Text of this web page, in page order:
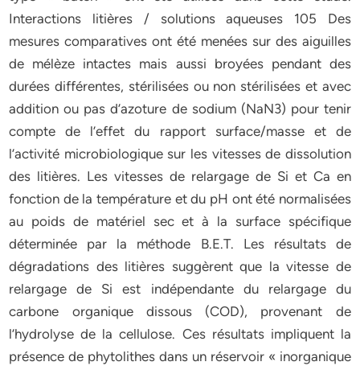
Interactions litières / solutions aqueuses 105 Des
mesures comparatives ont été menées sur des aiguilles
de mélèze intactes mais aussi broyées pendant des
durées différentes, stérilisées ou non stérilisées et avec
addition ou pas d’azoture de sodium (NaN3) pour tenir
compte de l’effet du rapport surface/masse et de
l’activité microbiologique sur les vitesses de dissolution
des litières. Les vitesses de relargage de Si et Ca en
fonction de la température et du pH ont été normalisées
au poids de matériel sec et à la surface spécifique
déterminée par la méthode B.E.T. Les résultats de
dégradations des litières suggèrent que la vitesse de
relargage de Si est indépendante du relargage du
carbone organique dissous (COD), provenant de
l’hydrolyse de la cellulose. Ces résultats impliquent la
présence de phytolithes dans un réservoir « inorganique